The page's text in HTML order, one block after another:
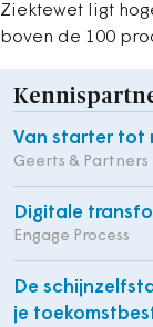
Ziektewet ligt
boven de 100
Van starter tot
Geerts & Partners
Digitale
Engage Process
De
je